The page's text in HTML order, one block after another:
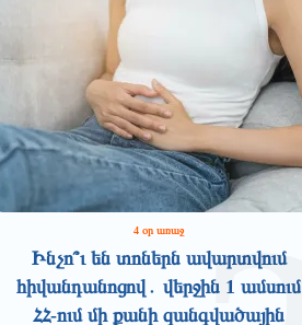
4 օր առաջ
Ինչո՞ւ են տոներն ավարտվում
հիվանդանոցով․ վերջին 1 ամսում
ՀՀ-ում մի քանի զանգվածային